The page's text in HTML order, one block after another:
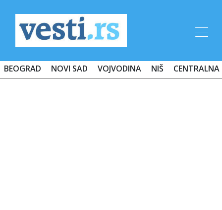
BEOGRAD NOVI SAD VOJVODINA NIŠ CENTRALNA